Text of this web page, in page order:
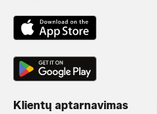
Klientų aptarnavimas